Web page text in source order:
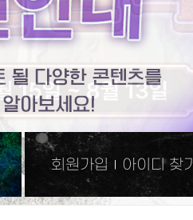
회원가입 | 아이디 찾기